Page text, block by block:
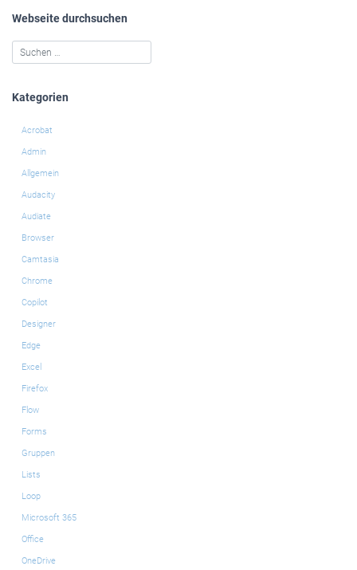
Webseite durchsuchen
Kategorien
Acrobat
Admin
Allgemein
Audacity
Audiate
Browser
Camtasia
Chrome
Copilot
Designer
Edge
Excel
Firefox
Flow
Forms
Gruppen
Lists
Loop
Microsoft 365
Office
OneDrive